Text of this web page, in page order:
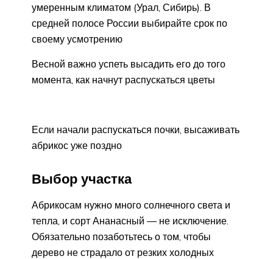
умеренным климатом (Урал, Сибирь). В
средней полосе России выбирайте срок по
своему усмотрению
Весной важно успеть высадить его до того
момента, как начнут распускаться цветы
Если начали распускаться почки, высаживать
абрикос уже поздно
Выбор участка
Абрикосам нужно много солнечного света и
тепла, и сорт Ананасный — не исключение.
Обязательно позаботьтесь о том, чтобы
дерево не страдало от резких холодных